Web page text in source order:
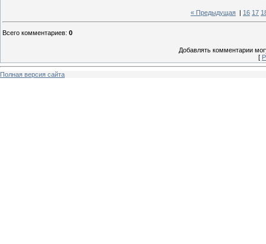
« Предыдущая 16 17
Всего комментариев: 0
Добавлять комментарии
[
Полная версия сайта